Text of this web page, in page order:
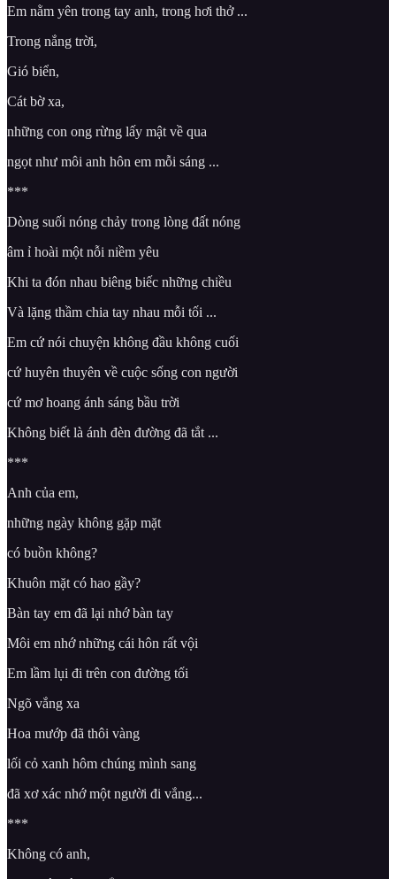
Em nằm yên trong tay anh, trong hơi thở ...
Trong nắng trời,
Gió biển,
Cát bờ xa,
những con ong rừng lấy mật về qua
ngọt như môi anh hôn em mỗi sáng ...
***
Dòng suối nóng chảy trong lòng đất nóng
âm ỉ hoài một nỗi niềm yêu
Khi ta đón nhau biêng biếc những chiều
Và lặng thầm chia tay nhau mỗi tối ...
Em cứ nói chuyện không đầu không cuối
cứ huyên thuyên về cuộc sống con người
cứ mơ hoang ánh sáng bầu trời
Không biết là ánh đèn đường đã tắt ...
***
Anh của em,
những ngày không gặp mặt
có buồn không?
Khuôn mặt có hao gầy?
Bàn tay em đã lại nhớ bàn tay
Môi em nhớ những cái hôn rất vội
Em lầm lụi đi trên con đường tối
Ngõ vắng xa
Hoa mướp đã thôi vàng
lối cỏ xanh hôm chúng mình sang
đã xơ xác nhớ một người đi vắng...
***
Không có anh,